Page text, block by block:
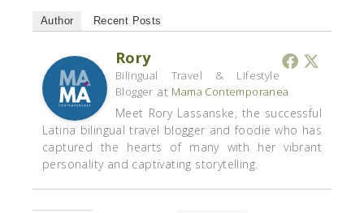
Author Recent Posts
Rory
Bilingual Travel & Lifestyle
Blogger at Mama Contemporanea
Meet Rory Lassanske, the successful
Latina bilingual travel blogger and foodie who has
captured the hearts of many with her vibrant
personality and captivating storytelling.